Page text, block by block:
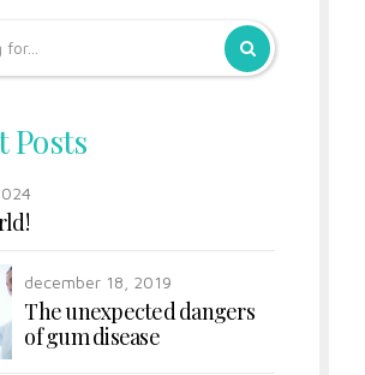
Posts
december 18, 2019
The unexpected dangers
of gum disease